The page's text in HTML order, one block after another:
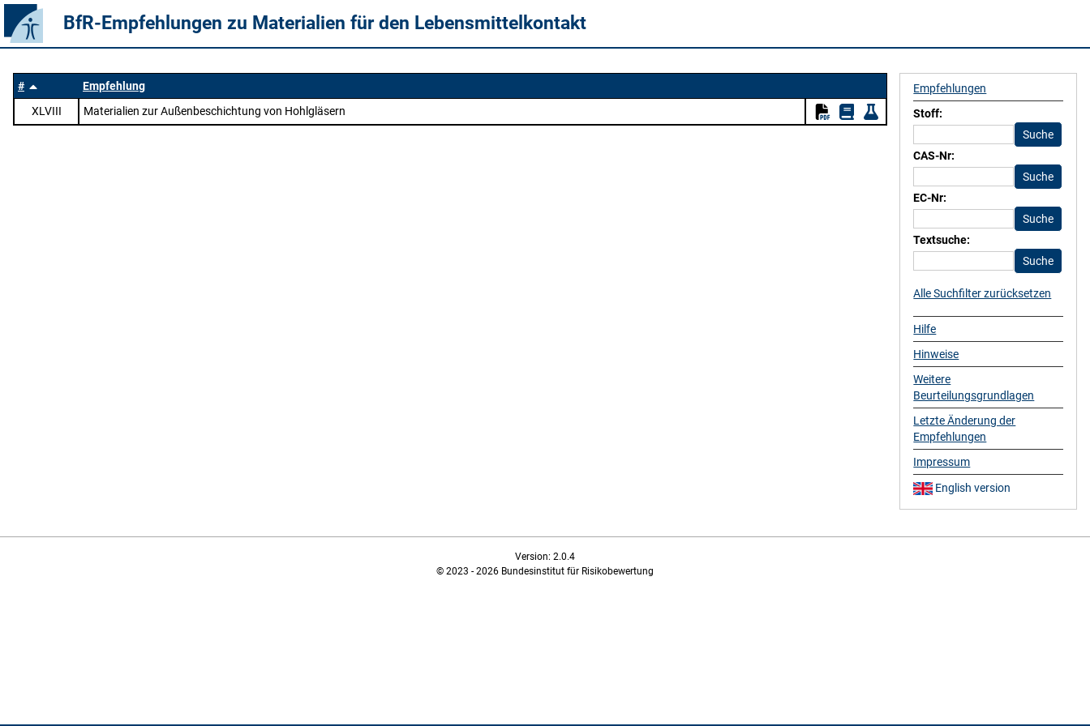
BfR-Empfehlungen zu Materialien für den Lebensmittelkontakt
#
Empfehlung
XLVIII
Materialien zur Außenbeschichtung von Hohlgläsern
Empfehlungen
Stoff:
CAS-Nr:
EC-Nr:
Textsuche:
Alle Suchfilter zurücksetzen
Hilfe
Hinweise
Weitere
Beurteilungsgrundlagen
Letzte Änderung der
Empfehlungen
Impressum
English version
Version: 2.0.4
© 2023 - 2026 Bundesinstitut für Risikobewertung